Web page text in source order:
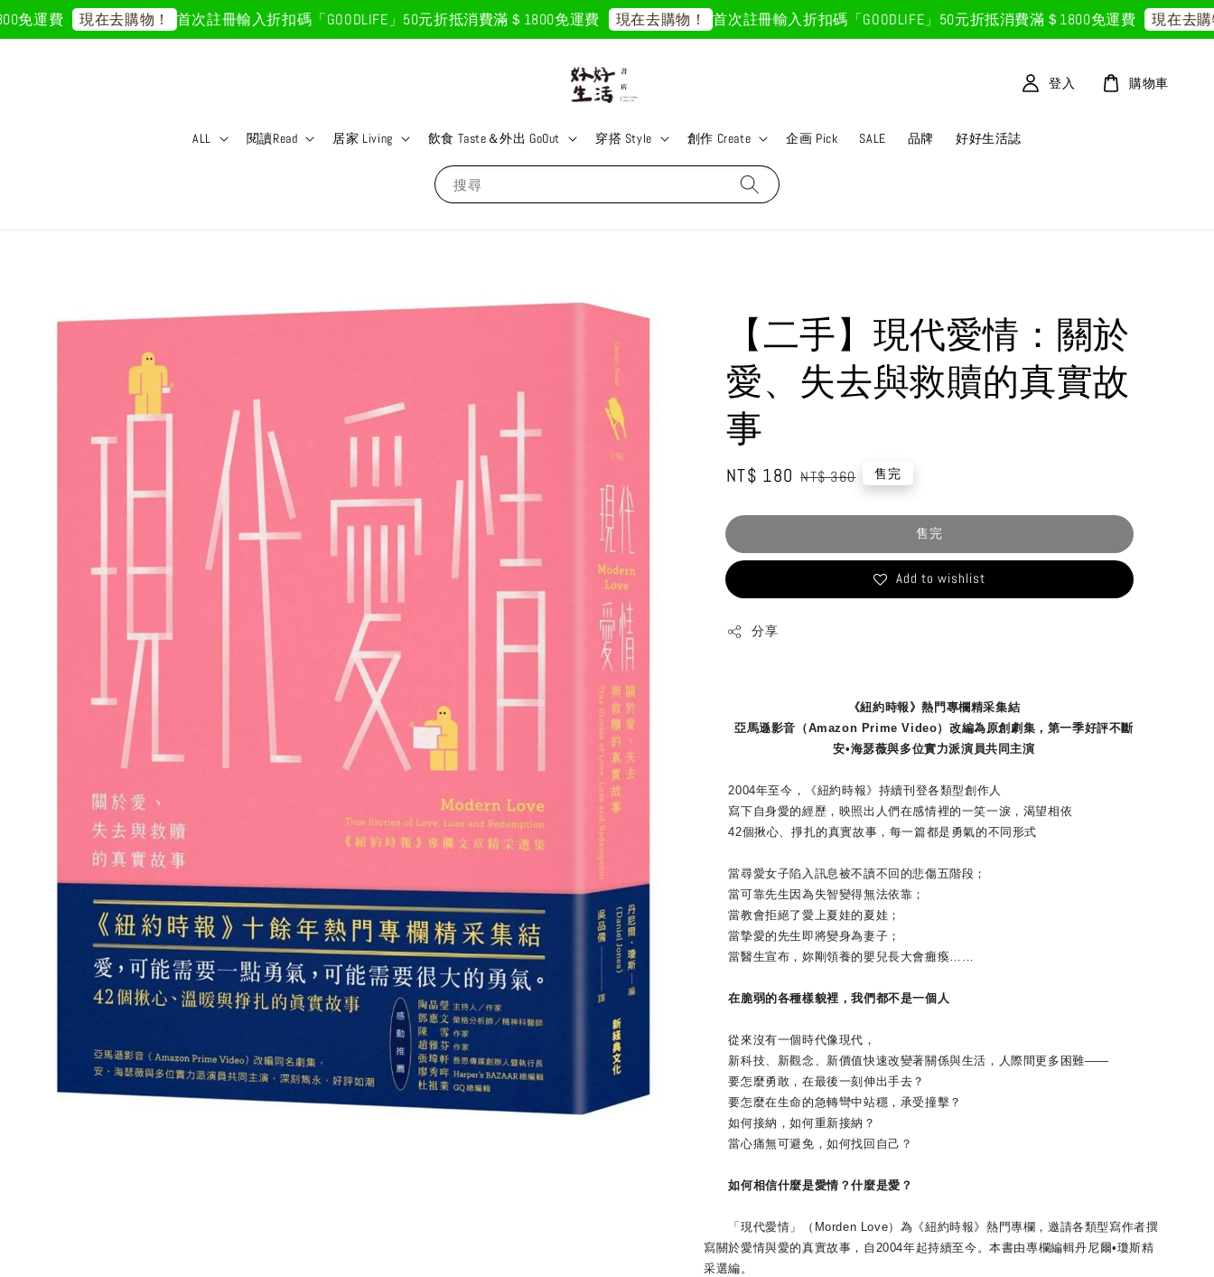
運費 現在去購物！ 首次註冊輸入折扣碼「GOODLIFE」50元折抵消費滿＄1800免運費 現在去購物！ 首次註冊輸入折扣碼「GOODLIFE」50元折抵消費滿＄1800免運費 現在去購物
搜尋
ALL 閱讀Read 居家 Living 飲食 Taste＆外出 GoOut 穿搭 Style 創作 Create 企画 Pick SALE 品牌 好好生活誌
登入 購物車
【二手】現代愛情：關於
愛、失去與救贖的真實故
事
Sale
NT$ 180 Regular
NT$ 360 售完
售完
Add to wishlist
分享
《紐約時報》熱門專欄精采集結
亞馬遜影音（Amazon Prime Video）改編為原創劇集，第一季好評不斷
安•海瑟薇與多位實力派演員共同主演
2004年至今，《紐約時報》持續刊登各類型創作人
寫下自身愛的經歷，映照出人們在感情裡的一笑一淚，渴望相依
42個揪心、掙扎的真實故事，每一篇都是勇氣的不同形式
當尋愛女子陷入訊息被不讀不回的悲傷五階段；
當可靠先生因為失智變得無法依靠；
當教會拒絕了愛上夏娃的夏娃；
當摯愛的先生即將變身為妻子；
當醫生宣布，妳剛領養的嬰兒長大會癱瘓……
在脆弱的各種樣貌裡，我們都不是一個人
從來沒有一個時代像現代，
新科技、新觀念、新價值快速改變著關係與生活，人際間更多困難――
要怎麼勇敢，在最後一刻伸出手去？
要怎麼在生命的急轉彎中站穩，承受撞擊？
如何接納，如何重新接納？
當心痛無可避免，如何找回自己？
如何相信什麼是愛情？什麼是愛？
「現代愛情」（Morden Love）為《紐約時報》熱門專欄，邀請各類型寫作者撰
寫關於愛情與愛的真實故事，自2004年起持續至今。本書由專欄編輯丹尼爾•瓊斯精
采選編。